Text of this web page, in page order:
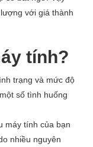
với giá thành
tính?
trạng và mức độ
số tình huống
máy tính của bạn
nhiều nguyên